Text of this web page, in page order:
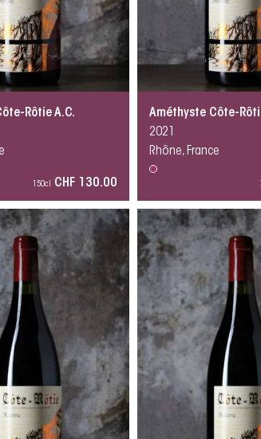
Rôtie A.C.
150cl CHF 130.00
Améthyste Côte-
2021
Rhône, France